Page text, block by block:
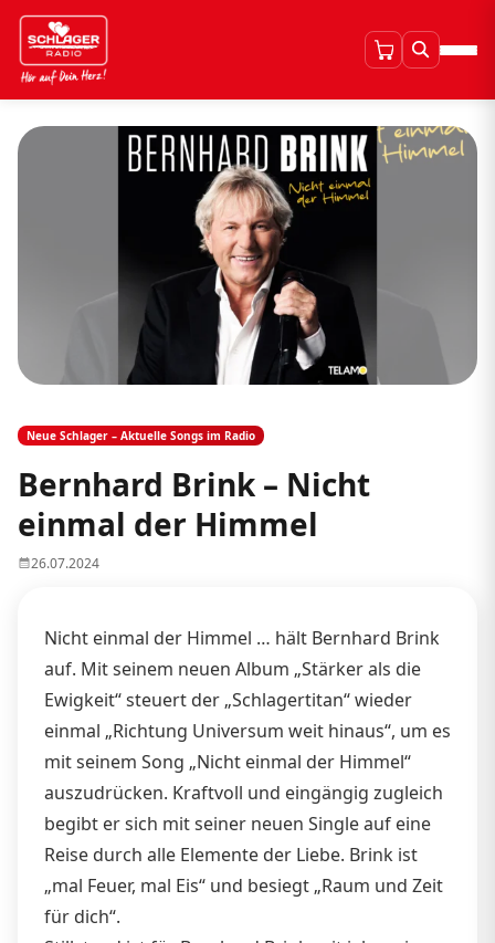
Neue Schlager – Aktuelle Songs im Radio
Bernhard Brink – Nicht
einmal der Himmel
26.07.2024
Nicht einmal der Himmel … hält Bernhard Brink
auf. Mit seinem neuen Album „Stärker als die
Ewigkeit“ steuert der „Schlagertitan“ wieder
einmal „Richtung Universum weit hinaus“, um es
mit seinem Song „Nicht einmal der Himmel“
auszudrücken. Kraftvoll und eingängig zugleich
begibt er sich mit seiner neuen Single auf eine
Reise durch alle Elemente der Liebe. Brink ist
„mal Feuer, mal Eis“ und besiegt „Raum und Zeit
für dich“.